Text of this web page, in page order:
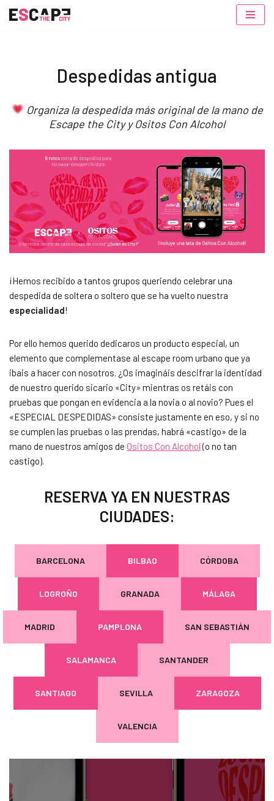
Despedidas antigua
Organiza la despedida más original de la mano de
Escape the City y Ositos Con Alcohol
¡Hemos recibido a tantos grupos queriendo celebrar una
despedida de soltera o soltero que se ha vuelto nuestra
especialidad!
Por ello hemos querido dedicaros un producto especial, un
elemento que complementase al escape room urbano que ya
ibais a hacer con nosotros. ¿Os imagináis descifrar la identidad
de nuestro querido sicario «City» mientras os retáis con
pruebas que pongan en evidencia a la novia o al novio? Pues el
«ESPECIAL DESPEDIDAS» consiste justamente en eso, y si no
se cumplen las pruebas o las prendas, habrá «castigo» de la
mano de nuestros amigos de Ositos Con Alcohol(o no tan
castigo).
RESERVA YA EN NUESTRAS
CIUDADES:
BARCELONA BILBAO CÓRDOBA
LOGROÑO GRANADA MÁLAGA
MADRID PAMPLONA SAN SEBASTIÁN
SALAMANCA SANTANDER
SANTIAGO SEVILLA ZARAGOZA
VALENCIA